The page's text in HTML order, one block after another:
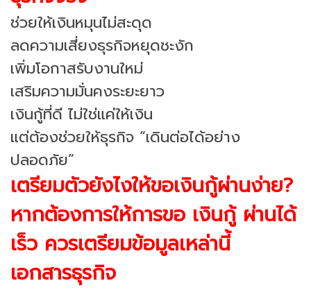
ช่วยให้เงินหมุนไม่สะดุด
ลดความเสี่ยงธุรกิจหยุดชะงัก
เพิ่มโอกาสรับงานใหม่
เสริมความมั่นคงระยะยาว
เงินกู้ที่ดี ไม่ใช่แค่ให้เงิน
แต่ต้องช่วยให้ธุรกิจ “เดินต่อได้อย่าง
ปลอดภัย”
เตรียมตัวยังไงให้ขอเงินกู้ผ่านง่าย?
หากต้องการให้การขอ เงินกู้ ผ่านได้
เร็ว ควรเตรียมข้อมูลเหล่านี้
เอกสารธุรกิจ